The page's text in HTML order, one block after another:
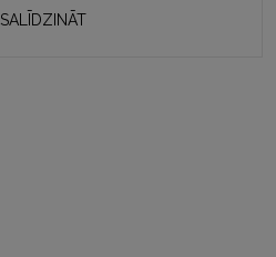
SALĪDZINĀT